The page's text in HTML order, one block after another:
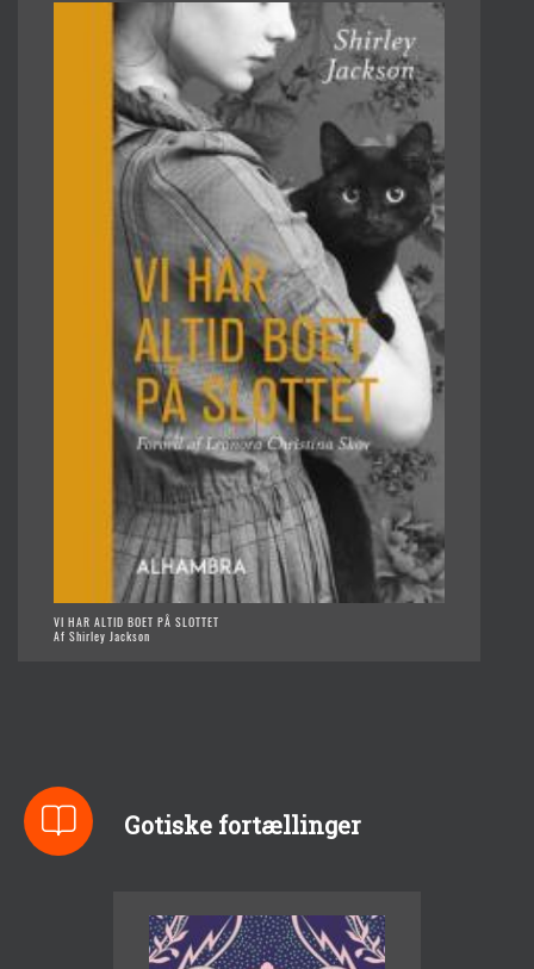
VI HAR ALTID BOET PÅ SLOTTET
Af Shirley Jackson
Gotiske fortællinger